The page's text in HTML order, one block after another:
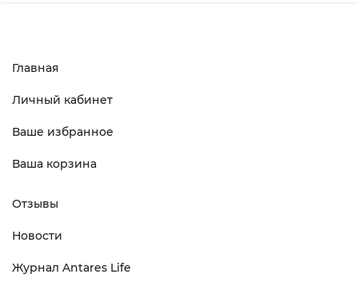
Главная
Личный кабинет
Ваше избранное
Ваша корзина
Отзывы
Новости
Журнал Antares Life